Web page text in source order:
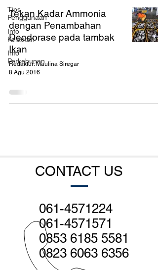
Tips
Penggunaan
Info
Kelautan
Info
Perkebunan
Tekan Kadar Ammonia
dengan Penambahan
Deodorase pada tambak
Ikan
Redaktur: Maulina Siregar
8 Agu 2016
CONTACT US
061-4571224
061-4571571
0853 6185 5581
0823 6063 6356